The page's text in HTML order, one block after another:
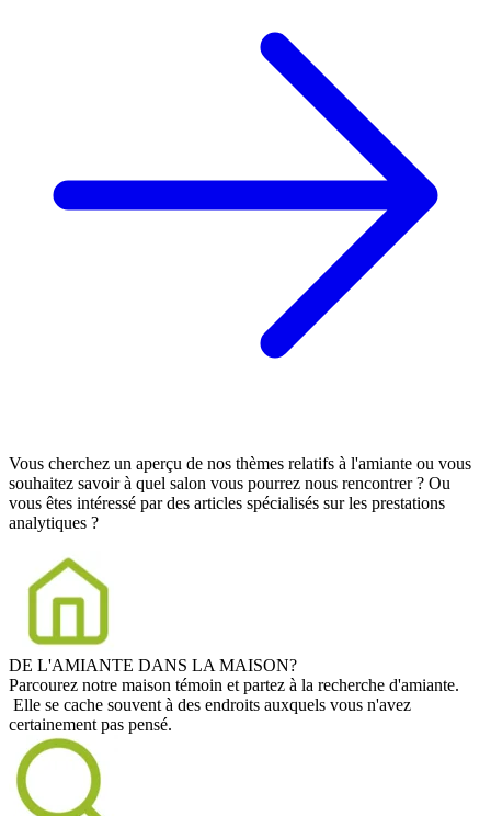
Vous cherchez un aperçu de nos thèmes relatifs à l'amiante ou vous
souhaitez savoir à quel salon vous pourrez nous rencontrer ? Ou
vous êtes intéressé par des articles spécialisés sur les prestations
analytiques ?
DE L'AMIANTE DANS LA MAISON?
Parcourez notre maison témoin et partez à la recherche d'amiante.
Elle se cache souvent à des endroits auxquels vous n'avez
certainement pas pensé.